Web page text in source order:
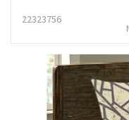
22323756